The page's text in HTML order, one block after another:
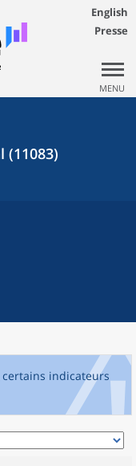
English
Presse
MENU
(11083)
indicateurs